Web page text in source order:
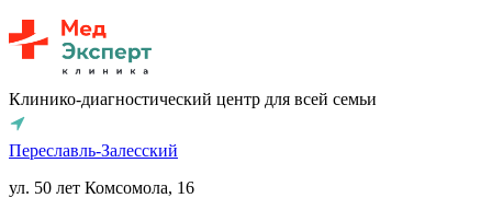
Клинико-диагностический центр для всей семьи
Переславль-Залесский
ул. 50 лет Комсомола, 16